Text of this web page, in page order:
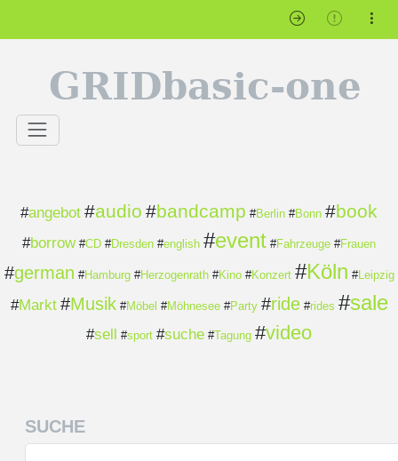
GRIDbasic-one
#angebot #audio #bandcamp #Berlin #Bonn #book
#borrow #CD #Dresden #english #event #Fahrzeuge #Frauen
#german #Hamburg #Herzogenrath #Kino #Konzert #Köln #Leipzig
#Markt #Musik #Möbel #Möhnesee #Party #ride #rides #sale
#sell #sport #suche #Tagung #video
SUCHE